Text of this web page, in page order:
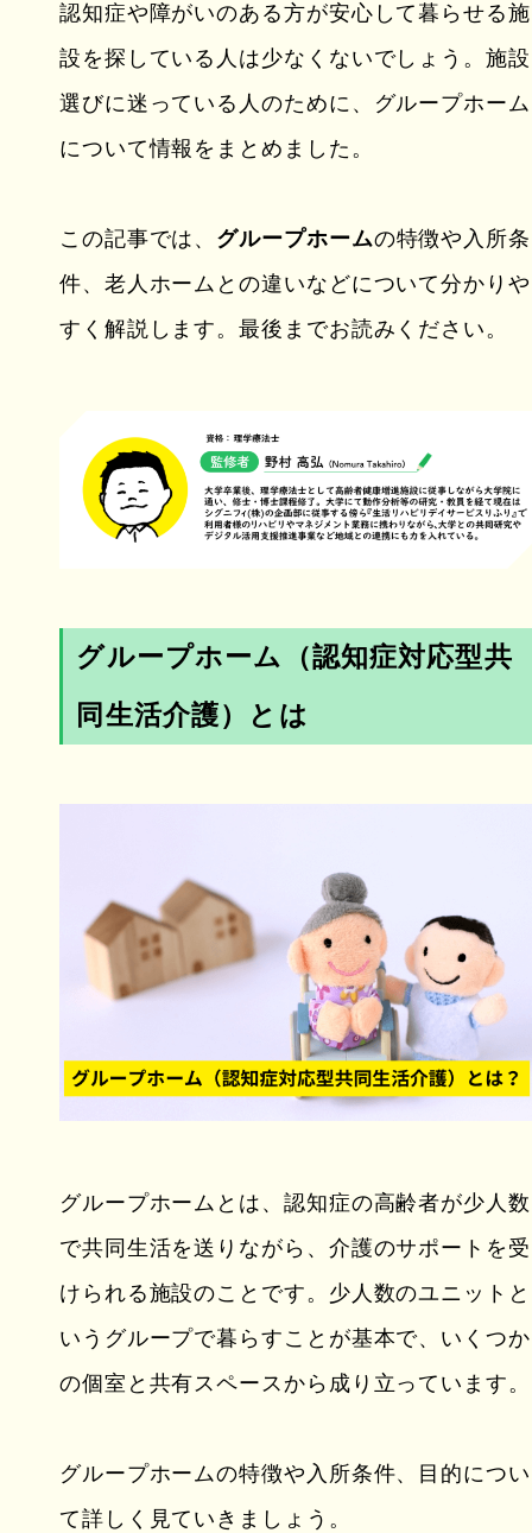
認知症や障がいのある方が安心して暮らせる施
設を探している人は少なくないでしょう。施設
選びに迷っている人のために、グループホーム
について情報をまとめました。
この記事では、 グループホームの特徴や入所条
件、老人ホームとの違いなどについて分かりや
すく解説します。最後までお読みください。
グループホーム（認知症対応型共
同生活介護）とは
グループホームとは、認知症の高齢者が少人数
で共同生活を送りながら、介護のサポートを受
けられる施設のことです。少人数のユニットと
いうグループで暮らすことが基本で、いくつか
の個室と共有スペースから成り立っています。
グループホームの特徴や入所条件、目的につい
て詳しく見ていきましょう。